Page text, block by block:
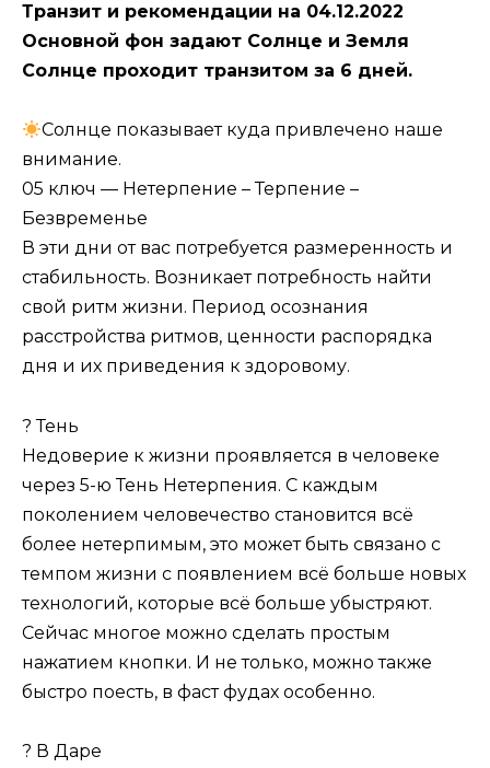
Транзит и рекомендации на 04.12.2022
Основной фон задают Солнце и Земля
Солнце проходит транзитом за 6 дней.
Солнце показывает куда привлечено наше
внимание.
05 ключ — Нетерпение – Терпение –
Безвременье
В эти дни от вас потребуется размеренность и
стабильность. Возникает потребность найти
свой ритм жизни. Период осознания
расстройства ритмов, ценности распорядка
дня и их приведения к здоровому.
? Тень
Недоверие к жизни проявляется в человеке
через 5-ю Тень Нетерпения. С каждым
поколением человечество становится всё
более нетерпимым, это может быть связано с
темпом жизни с появлением всё больше новых
технологий, которые всё больше убыстряют.
Сейчас многое можно сделать простым
нажатием кнопки. И не только, можно также
быстро поесть, в фаст фудах особенно.
? В Даре